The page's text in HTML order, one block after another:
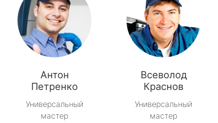
Антон
Петренко
Универсальный
мастер
Всеволод
Краснов
Универсальный
мастер